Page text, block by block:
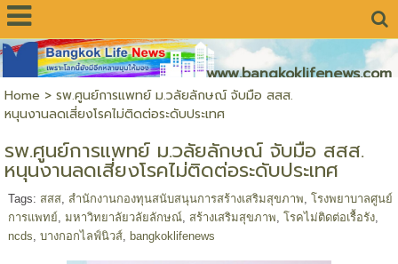
www.bangkoklifenews.com
Home > รพ.ศูนย์การแพทย์ ม.วลัยลักษณ์ จับมือ สสส.
หนุนงานลดเสี่ยงโรคไม่ติดต่อระดับประเทศ
รพ.ศูนย์การแพทย์ ม.วลัยลักษณ์ จับมือ สสส.
หนุนงานลดเสี่ยงโรคไม่ติดต่อระดับประเทศ
Tags: สสส, สำนักงานกองทุนสนับสนุนการสร้างเสริมสุขภาพ โรงพยาบาลศูนย์
การแพทย์ มหาวิทยาลัยวลัยลักษณ์, สร้างเสริมสุขภาพ โรคไม่ติดต่อเรื้อรัง,
ncds บางกอกไลฟ์นิวส์, bangkoklifenews